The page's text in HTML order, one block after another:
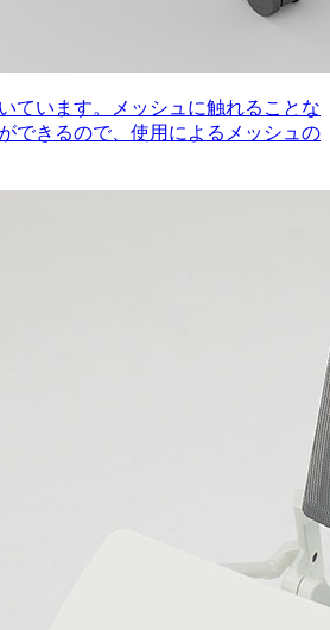
ています。メッシュに触れることな
できるので、使用によるメッシュの